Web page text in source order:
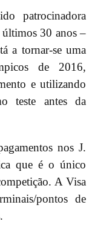
patrocinadora
30 anos –
a tornar-se uma
de 2016,
e utilizando
teste antes da
nos J.
que é o único
A Visa
pontos de